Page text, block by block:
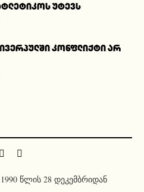
უტევს
კონფლიქტი არ
წლის 28 დეკემბრიდან